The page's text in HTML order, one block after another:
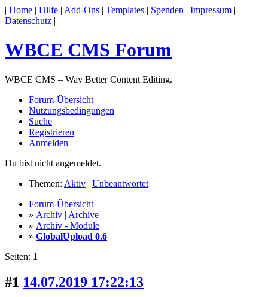
| Home | Hilfe | Add-Ons | Templates | Spenden | Impressum |
Datenschutz |
WBCE CMS Forum
WBCE CMS – Way Better Content Editing.
Forum-Übersicht
Nutzungsbedingungen
Suche
Registrieren
Anmelden
Du bist nicht angemeldet.
Themen: Aktiv | Unbeantwortet
Forum-Übersicht
» Archiv | Archive
» Archiv - Module
» GlobalUpload 0.6
Seiten: 1
#1 14.07.2019 17:22:13